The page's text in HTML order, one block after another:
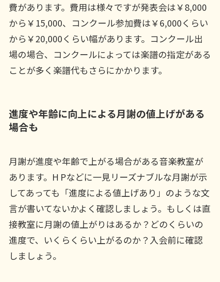
費があります。費用は様々ですが発表会は￥8,000
から￥15,000、コンクール参加費は￥6,000くらい
から￥20,000くらい幅があります。コンクール出
場の場合、コンクールによっては楽譜の指定がある
ことが多く楽譜代もさらにかかります。
進度や年齢に向上による月謝の値上げがある
場合も
月謝が進度や年齢で上がる場合がある音楽教室が
あります。H Pなどに一見リーズナブルな月謝が示
してあっても「進度による値上げあり」のような文
言が書いてないかよく確認しましょう。もしくは直
接教室に月謝の値上がりはあるか？どのくらいの
進度で、いくらくらい上がるのか？入会前に確認
しましょう。